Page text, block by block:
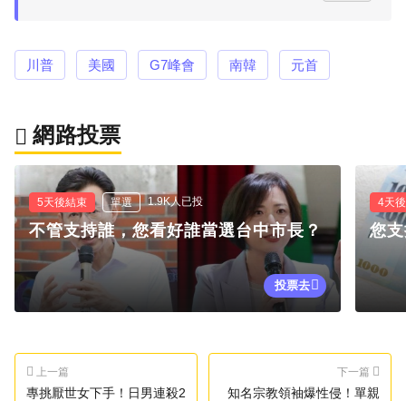
川普 美國 G7峰會 南韓 元首
網路投票
5天後結束 單選 1.9K人已投
不管支持誰，您看好誰當選台中市長？
投票去
4天
您
上一篇
專挑厭世女下手！日男連殺2
下一篇
知名宗教領袖爆性侵！單親